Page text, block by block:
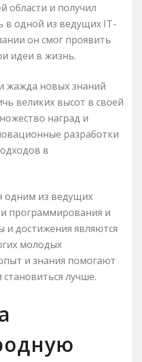
области и получил
в одной из ведущих IT-
он смог проявить
идеи в жизнь.
жажда новых знаний
великих высот в своей
наград и
разработки
в
одним из ведущих
программирования и
и достижения являются
молодых
и знания помогают
лучше.